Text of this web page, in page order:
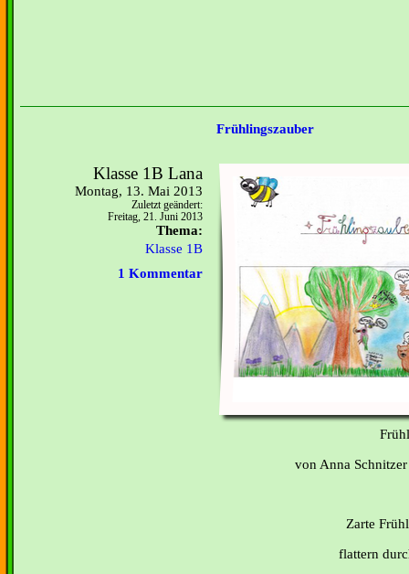
Frühlingszauber
Klasse 1B Lana
Montag, 13. Mai 2013
Zuletzt geändert:
Freitag, 21. Juni 2013
Thema:
Klasse 1B
1 Kommentar
von Anna
Zarte
flattern